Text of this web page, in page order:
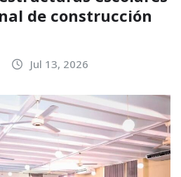
de construcción
Jul 13, 2026